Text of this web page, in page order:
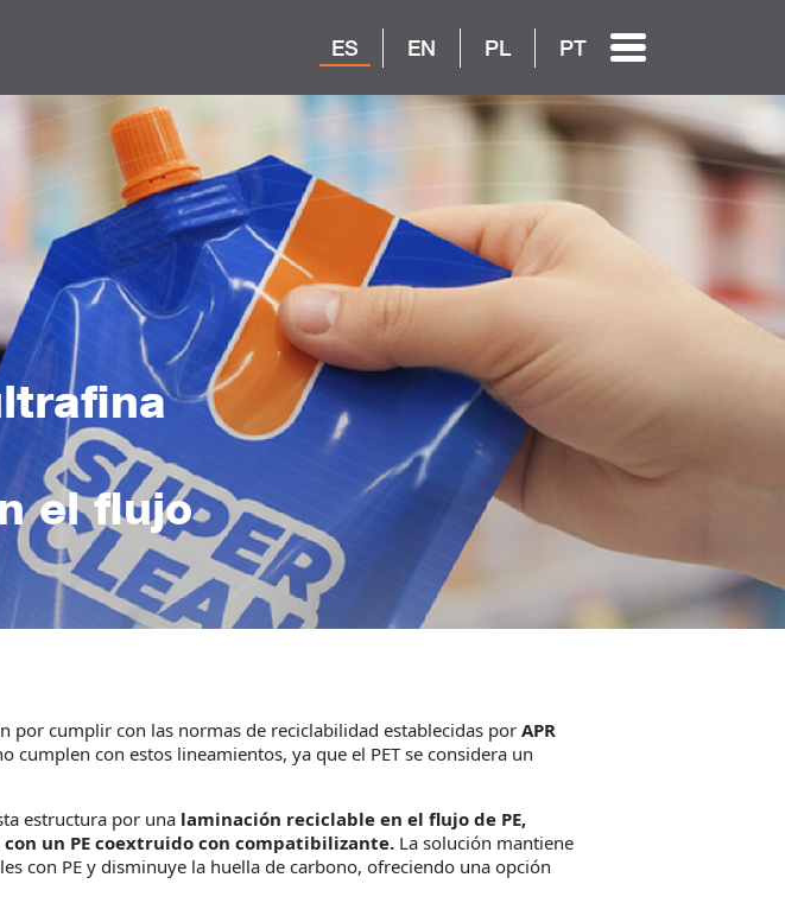
ES EN PL PT
el flujo
por cumplir con las normas de reciclabilidad establecidas por APR
cumplen con estos lineamientos, ya que el PET se considera un
estructura por una laminación reciclable en el flujo de PE,
un PE coextruido con compatibilizante. La solución mantiene
con PE y disminuye la huella de carbono, ofreciendo una opción